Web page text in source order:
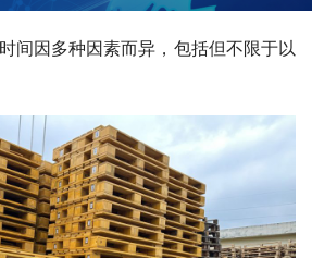
间因多种因素而异，包括但不限于以